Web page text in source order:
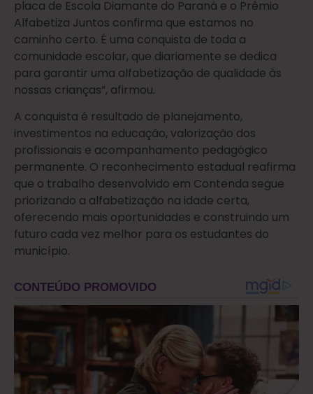
placa de Escola Diamante do Paraná e o Prêmio
Alfabetiza Juntos confirma que estamos no
caminho certo. É uma conquista de toda a
comunidade escolar, que diariamente se dedica
para garantir uma alfabetização de qualidade às
nossas crianças”, afirmou.
A conquista é resultado de planejamento,
investimentos na educação, valorização dos
profissionais e acompanhamento pedagógico
permanente. O reconhecimento estadual reafirma
que o trabalho desenvolvido em Contenda segue
priorizando a alfabetização na idade certa,
oferecendo mais oportunidades e construindo um
futuro cada vez melhor para os estudantes do
município.